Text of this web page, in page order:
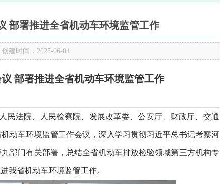
部署推进全省机动车环境监管工作
创建时间： 2025-06-04
部署推进全省机动车环境监管工作
法院、人民检察院、发展改革委、公安厅、财政厅、交通
动车环境监管工作会议，深入学习贯彻习近平总书记考察河
部门有关部署，总结全省机动车排放检验领域第三方机构专
我省机动车环境监管工作。